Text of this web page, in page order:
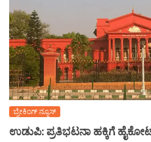
ಬ್ರೇಕಿಂಗ್ ನ್ಯೂಸ್
ಉಡುಪಿ: ಪ್ರತಿಭಟನಾ ಹಕ್ಕಿಗೆ